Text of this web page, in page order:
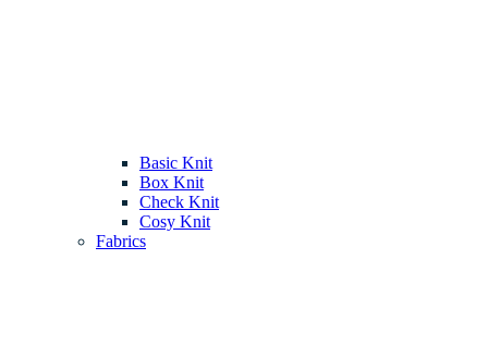
Basic Knit
Box Knit
Check Knit
Cosy Knit
Fabrics